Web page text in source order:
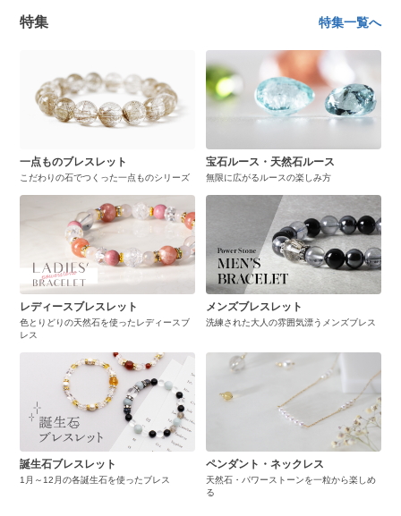
特集 特集一覧へ
一点ものブレスレット
こだわりの石でつくった一点ものシリーズ
宝石ルース・天然石ルース
無限に広がるルースの楽しみ方
レディースブレスレット
色とりどりの天然石を使ったレディースブ
レス
メンズブレスレット
洗練された大人の雰囲気漂うメンズブレス
誕生石ブレスレット
1月～12月の各誕生石を使ったブレス
ペンダント・ネックレス
天然石・パワーストーンを一粒から楽しめ
る